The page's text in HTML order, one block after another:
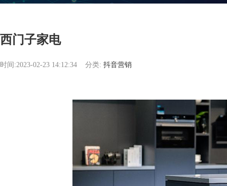
西门子家电
时间:2023-02-23 14:12:34 分类: 抖音营销